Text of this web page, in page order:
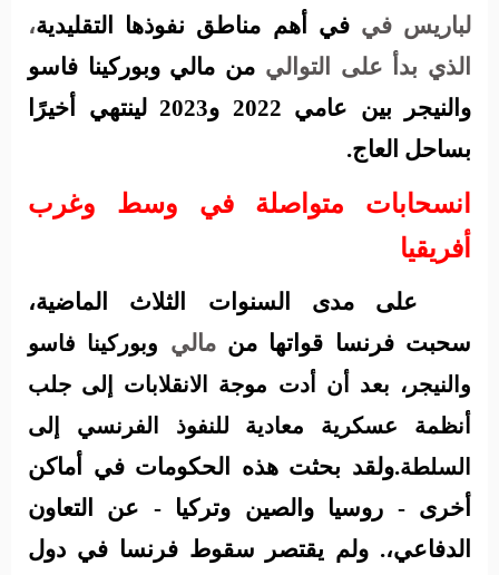
لباريس فيفي أهم مناطق نفوذها التقليدية،
الذي بدأ على التوالي من مالي وبوركينا فاسو
والنيجر بين عامي 2022 و2023 لينتهي
أخيرًا
بساحل العاج.
انسحابات متواصلة في وسط وغرب
أفريقيا
على مدى السنوات الثلاث الماضية،
سحبت فرنسا قواتها منمالي وبوركينا فاسو
والنيجر، بعد أن أدت موجة الانقلابات إلى جلب
أنظمة عسكرية معادية للنفوذ الفرنسي إلى
السلطة.ولقد بحثت هذه الحكومات في أماكن
أخرى - روسيا والصين وتركيا - عن التعاون
الدفاعي،. ولم يقتصر سقوط فرنسا في دول